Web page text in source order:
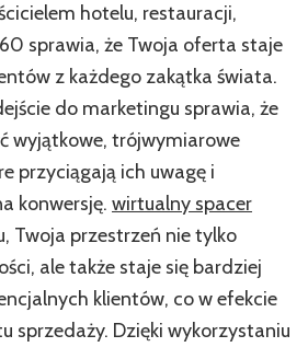
hotelu, restauracji,
sprawia, że Twoja oferta staje
z każdego zakątka świata.
do marketingu sprawia, że
wyjątkowe, trójwymiarowe
przyciągają ich uwagę i
konwersję. wirtualny spacer
Twoja przestrzeń nie tylko
ale także staje się bardziej
klientów, co w efekcie
sprzedaży. Dzięki wykorzystaniu